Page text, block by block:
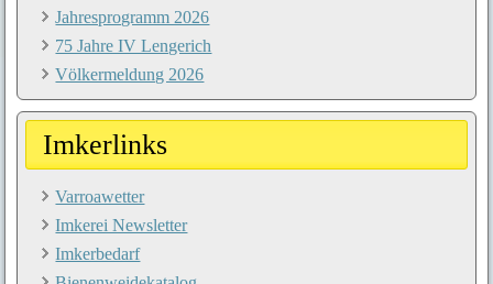
Jahresprogramm 2026
75 Jahre IV Lengerich
Völkermeldung 2026
Imkerlinks
Varroawetter
Imkerei Newsletter
Imkerbedarf